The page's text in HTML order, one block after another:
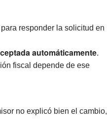
para responder la solicitud en
automáticamente.
fiscal depende de ese
no explicó bien el cambio,